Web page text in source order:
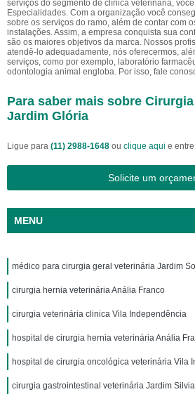
serviços do segmento de clínica veterinária,
Especialidades. Com a organização você
sobre os serviços do ramo, além de contar com
instalações. Assim, a empresa conquista sua
são os maiores objetivos da marca. Nossos
atendê-lo adequadamente, nós oferecermos,
serviços, como por exemplo, laboratório
odontologia animal engloba. Por isso, fale
Para saber mais sobre
Jardim Glória
Ligue para (11) 2988-1648 ou clique aqui e
Solicite um
MENU
médico para cirurgia geral veterinária Jardim
cirurgia hernia veterinária Anália Franco
cirurgia veterinária clinica Vila Independência
hospital de cirurgia hernia veterinária Anália
hospital de cirurgia oncológica veterinária Vila
cirurgia gastrointestinal veterinária Jardim